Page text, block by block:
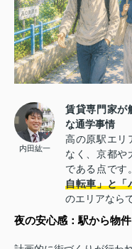
内田紘一
賃貸専門家が
な通学事情
高の原駅エリ
なく、京都や
である点です。
自転車」と「
のエリアなら
夜の安心感：駅から物